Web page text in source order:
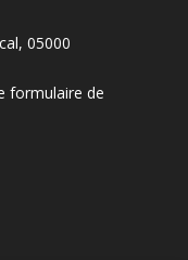
05000
formulaire de